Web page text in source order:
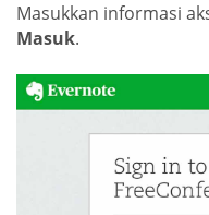
Masukkan informasi
Masuk.